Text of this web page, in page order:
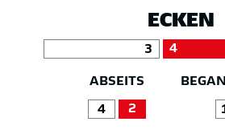
ECKEN
3 4
ABSEITS
4 2